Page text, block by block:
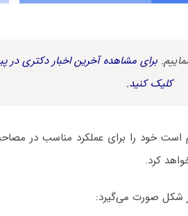
برای مشاهده آخرین اخبار دکتری در
کلیک کنید.
است خود را برای عملکرد مناسب در
کرد.
شکل صورت می‌گیرد: